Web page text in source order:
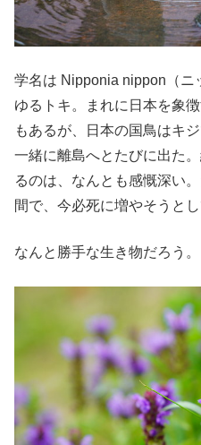
学名は Nipponia nippon（ニ
ゆるトキ。まれに日本を象
もあるが、日本の国鳥はキ
一緒に離島へとたびに出た
るのは、なんとも感慨深い
間で、今必死に増やそうとし
なんと勝手な生き物だろう。